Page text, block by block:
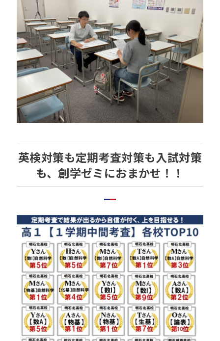
英検対策も定期考査対策も入試対策
も、創学ゼミにおまかせ！！